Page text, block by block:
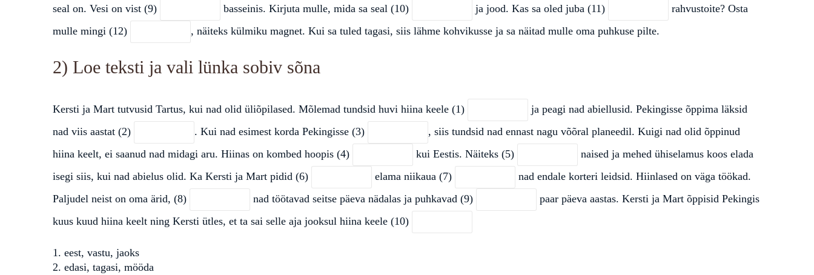
seal on. Vesi on vist (9)
basseinis. Kirjuta mulle, mida sa seal (10) ja jood. Kas sa oled juba (11)
rahvustoite? Osta
mulle mingi (12)
, näiteks külmiku magnet. Kui sa tuled tagasi, siis lähme kohvikusse ja sa näitad mulle oma puhkuse pilte.
2) Loe teksti ja vali lünka sobiv sõna
Kersti ja Mart tutvusid Tartus, kui nad olid üliõpilased. Mõlemad tundsid huvi hiina keele (1)
ja peagi nad abiellusid. Pekingisse õppima läksid
nad viis aastat (2)
. Kui nad esimest korda Pekingisse (3)
, siis tundsid nad ennast nagu võõral planeedil. Kuigi nad olid õppinud
hiina keelt, ei saanud nad midagi aru. Hiinas on kombed hoopis (4)
kui Eestis. Näiteks (5)
naised ja mehed ühiselamus koos elada
isegi siis, kui nad abielus olid. Ka Kersti ja Mart pidid (6)
elama niikaua (7)
nad endale korteri leidsid. Hiinlased on väga töökad.
Paljudel neist on oma ärid, (8)
nad töötavad seitse päeva nädalas ja puhkavad (9)
paar päeva aastas. Kersti ja Mart õppisid Pekingis
kuus kuud hiina keelt ning Kersti ütles, et ta sai selle aja jooksul hiina keele (10)
1. eest, vastu, jaoks
2. edasi, tagasi, mööda